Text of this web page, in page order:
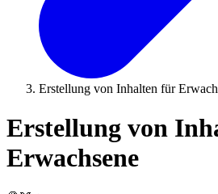
Erstellung von Inhalten für
Erstellung von
Erwachsene